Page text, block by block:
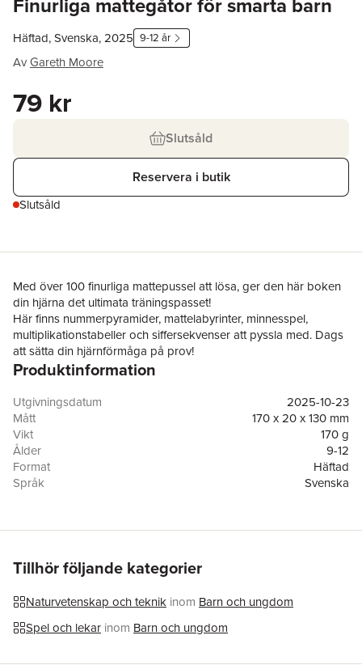
Häftad, Svenska, 2025 9-12 år
AvGareth Moore
79 kr
Slutsåld
Reservera i butik
Slutsåld
Med över 100 finurliga mattepussel att lösa, ger den här boken
din hjärna det ultimata träningspasset!
Här finns nummerpyramider, mattelabyrinter, minnesspel,
multiplikationstabeller och siffersekvenser att pyssla med. Dags
att sätta din hjärnförmåga på prov!
Skriven av bästsäljande pysselboksförfattaren Gareth Moore.
Produktinformation
Utgivningsdatum
2025-10-23
Mått
170 x 20 x 130 mm
Vikt
170 g
Ålder
9-12
Format
Häftad
Språk
Svenska
Upplaga
1
ISBN
Miljömärkning
Originaltitel
Mental Maths Games for Clever Kids
Översättare
Björn Åström
Tillhör följande kategorier
Naturvetenskap och teknik inom Barn och ungdom
Spel och lekar inom Barn och ungdom